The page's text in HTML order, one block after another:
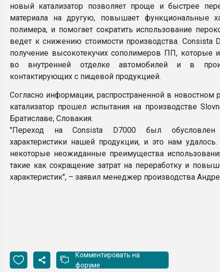
новый катализатор позволяет проще и быстрее
материала на другую, повышает функциональные
полимера, и помогает сократить использование
ведет к снижению стоимости производства. Consista
получение высокотекучих сополимеров ПП, которые
во внутренней отделке автомобилей и в
контактирующих с пищевой продукцией.
Согласно информации, распространенной в новостном
катализатор прошел испытания на производстве
Братиславе, Словакия.
"Переход на Consista D7000 был обусловлен
характеристики нашей продукции, и это нам
некоторые неожиданные преимущества
такие как сокращение затрат на переработку и
характеристик", – заявил менеджер производства
Комментировать на
форуме